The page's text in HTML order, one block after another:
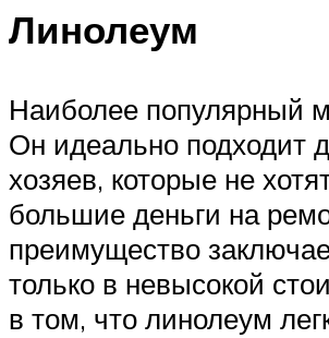
Линолеум
Наиболее популярный
Он идеально подходит
хозяев, которые не
большие деньги на
преимущество
только в невысокой
в том, что линолеум